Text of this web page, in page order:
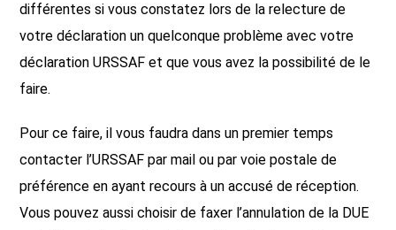
différentes si vous constatez lors de la relecture de
votre déclaration un quelconque problème avec votre
déclaration URSSAF et que vous avez la possibilité de le
faire.
Pour ce faire, il vous faudra dans un premier temps
contacter l’URSSAF par mail ou par voie postale de
préférence en ayant recours à un accusé de réception.
Vous pouvez aussi choisir de faxer l’annulation de la DUE